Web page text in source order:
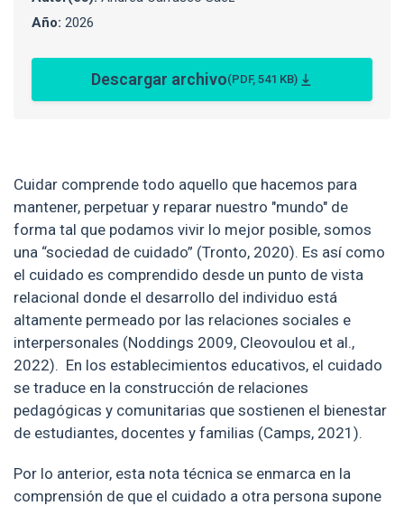
Año: 2026
Descargar archivo(PDF, 541 KB)
Cuidar comprende todo aquello que hacemos para
mantener, perpetuar y reparar nuestro "mundo" de
forma tal que podamos vivir lo mejor posible, somos
una “sociedad de cuidado” (Tronto, 2020). Es así como
el cuidado es comprendido desde un punto de vista
relacional donde el desarrollo del individuo está
altamente permeado por las relaciones sociales e
interpersonales (Noddings 2009, Cleovoulou et al.,
2022). En los establecimientos educativos, el cuidado
se traduce en la construcción de relaciones
pedagógicas y comunitarias que sostienen el bienestar
de estudiantes, docentes y familias (Camps, 2021).
Por lo anterior, esta nota técnica se enmarca en la
comprensión de que el cuidado a otra persona supone